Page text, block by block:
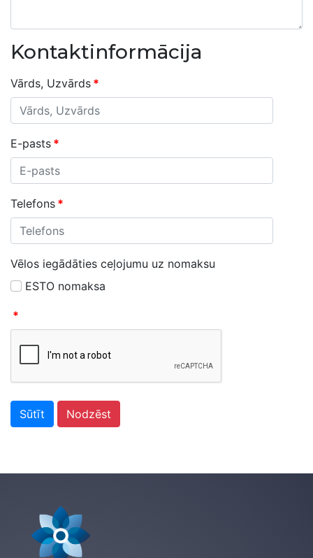
Kontaktinformācija
Vārds, Uzvārds *
E-pasts *
Telefons *
Vēlos iegādāties ceļojumu uz nomaksu
ESTO nomaksa
*
Sūtīt Nodzēst